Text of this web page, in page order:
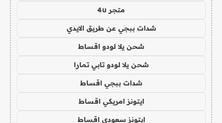
متجر 4u
شدات ببجي عن طريق الايدي
شحن يلا لودو اقساط
شحن يلا لودو تابي تمارا
شدات ببجي اقساط
ايتونز امريكي اقساط
ايتونز سعودي اقساط